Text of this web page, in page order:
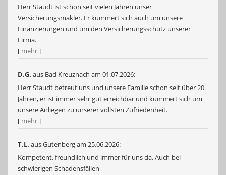
Herr Staudt ist schon seit vielen Jahren unser
Versicherungsmakler. Er kümmert sich auch um unsere
Finanzierungen und um den Versicherungsschutz unserer
Firma.
[ mehr]
D.G. aus Bad Kreuznach am 01.07.2026:
Herr Staudt betreut uns und unsere Familie schon seit über 20
Jahren, er ist immer sehr gut erreichbar und kümmert sich um
unsere Anliegen zu unserer vollsten Zufriedenheit.
[ mehr]
T.L. aus Gutenbergam 25.06.2026:
Kompetent, freundlich und immer für uns da. Auch bei
schwierigen Schadensfällen